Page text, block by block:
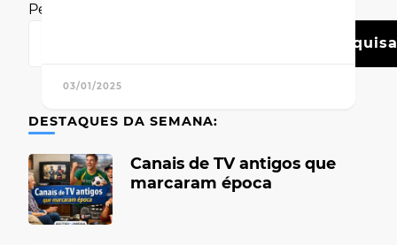
03/01/2025
Pesquisar
DESTAQUES DA SEMANA:
Canais de TV antigos que
marcaram época